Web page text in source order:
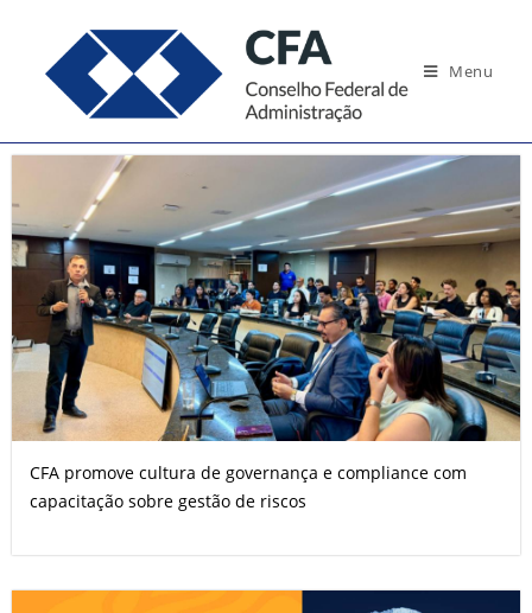
Menu
CFA promove cultura de governança e compliance com
capacitação sobre gestão de riscos